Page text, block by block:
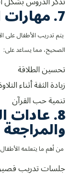
7. مهارات الاستماع والتلاوة
يتم تدريب الأطفال على
الصحيح، مما يساعد على:
تحسين الطلاقة
زيادة الثقة أثناء التلاوة
تنمية حب القرآن
8. عادات
والمراجعة
من أهم ما يتعلمه
جلسات تدريب